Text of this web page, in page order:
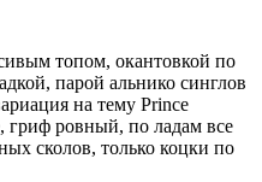
топом, окантовкой по
парой альнико синглов
на тему Prince
гриф ровный, по ладам все
сколов, только коцки по